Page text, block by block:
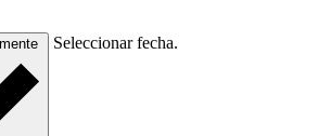
Seleccionar fecha.